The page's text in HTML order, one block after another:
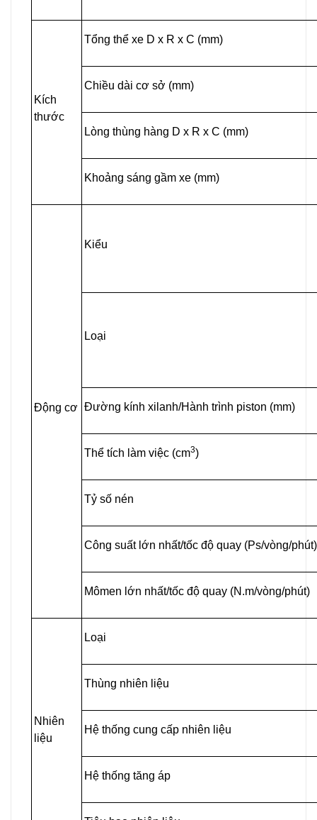
Kích
thước
Tổng thể xe D x R x C (mm)
Chiều dài cơ sở (mm)
Lòng thùng hàng D x R x C (mm)
Khoảng sáng gầm xe (mm)
Động cơ
Kiểu
Loại
Đường kính xilanh/Hành trình piston (mm)
Thể tích làm việc (cm3)
Tỷ số nén
Công suất lớn nhất/tốc độ quay (Ps/vòng/phút)
Mômen lớn nhất/tốc độ quay (N.m/vòng/phút)
Nhiên
liệu
Loại
Thùng nhiên liệu
Hệ thống cung cấp nhiên liệu
Hệ thống tăng áp